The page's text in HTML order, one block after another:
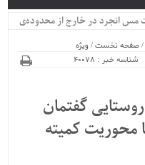
مس انجرد در خارج از محدوده‌ی
/صفحه نخست/ ویژه
شناسه خبر : 40078
گفتمان
محوریت کمیته